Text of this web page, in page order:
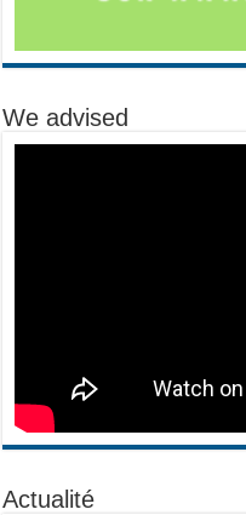
We advised
Actualité